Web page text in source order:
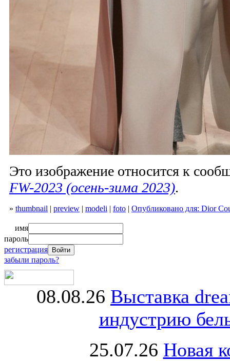
Это изображение относится к
FW-2023 (осень-зима 2023).
» thumbnail | preview | modeli | foto | Опубликовано для: Dior
имя
пароль
регистрация
забыли пароль?
08.08.26 Выставка
индустрию
25.07.26 Новая